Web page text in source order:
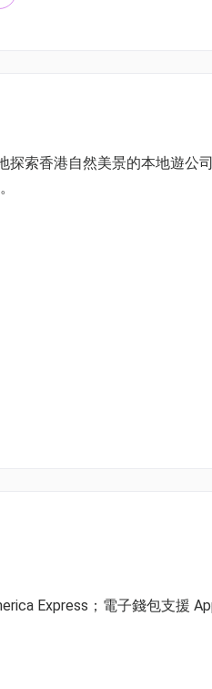
索香港自然美景的本地遊公
Express；電子錢包支援